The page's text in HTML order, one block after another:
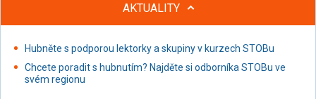
Nápoje alkoholické
Restaurace, jídelny, hotová jídla
Fastfood
Studená kuchyně, lahůdkářské výrobky
AKTUALITY
Hubněte s podporou lektorky a skupiny v kurzech STOBu
Chcete poradit s hubnutím? Najděte si odborníka STOBu ve
svém regionu